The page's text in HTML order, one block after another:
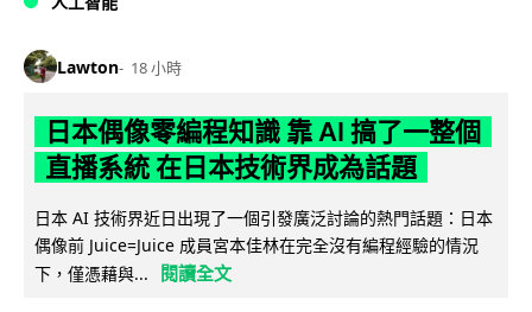
Lawton 18 小時
日本偶像零編程知識 靠 AI 搞了一整個
直播系統 在日本技術界成為話題
日本 AI 技術界近日出現了一個引發廣泛討論的熱門話題：日本
偶像前 Juice=Juice 成員宮本佳林在完全沒有編程經驗的情況
下，僅憑藉與...
閱讀全文